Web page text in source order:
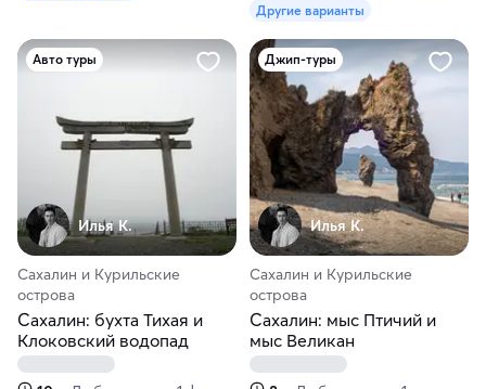
Другие варианты
Авто туры
Илья К.
Сахалин и Курильские
острова
Сахалин: бухта Тихая и
Клоковский водопад
Джип-туры
Илья К.
Сахалин и Курильские
острова
Сахалин: мыс Птичий и
мыс Великан